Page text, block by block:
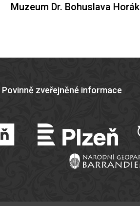
Muzeum Dr. Bohuslava
Povinně zveřejněné informace